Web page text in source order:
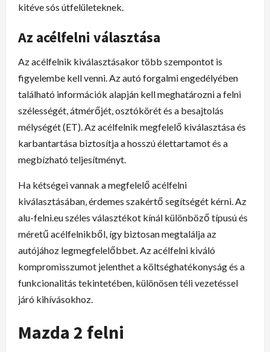
kitéve sós útfelületeknek.
Az acélfelni választása
Az acélfelnik kiválasztásakor több szempontot is
figyelembe kell venni. Az autó forgalmi engedélyében
található információk alapján kell meghatározni a felni
szélességét, átmérőjét, osztókörét és a besajtolás
mélységét (ET). Az acélfelnik megfelelő kiválasztása és
karbantartása biztosítja a hosszú élettartamot és a
megbízható teljesítményt.
Ha kétségei vannak a megfelelő acélfelni
kiválasztásában, érdemes szakértő segítségét kérni. Az
alu-felni.eu széles választékot kínál különböző típusú és
méretű acélfelnikből, így biztosan megtalálja az
autójához legmegfelelőbbet. Az acélfelni kiváló
kompromisszumot jelenthet a költséghatékonyság és a
funkcionalitás tekintetében, különösen téli vezetéssel
járó kihívásokhoz.
Mazda 2 felni